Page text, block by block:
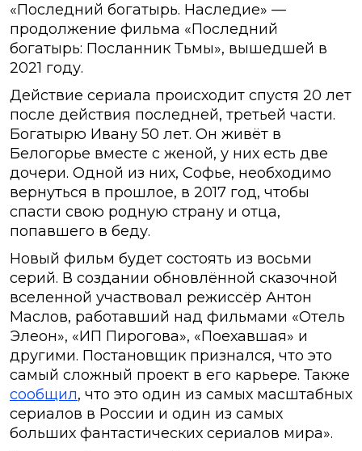
«Последний богатырь. Наследие» —
продолжение фильма «Последний
богатырь: Посланник Тьмы», вышедшей в
2021 году.
Действие сериала происходит спустя 20 лет
после действия последней, третьей части.
Богатырю Ивану 50 лет. Он живёт в
Белогорье вместе с женой, у них есть две
дочери. Одной из них, Софье, необходимо
вернуться в прошлое, в 2017 год, чтобы
спасти свою родную страну и отца,
попавшего в беду.
Новый фильм будет состоять из восьми
серий. В создании обновлённой сказочной
вселенной участвовал режиссёр Антон
Маслов, работавший над фильмами «Отель
Элеон», «ИП Пирогова», «Поехавшая» и
другими. Постановщик признался, что это
самый сложный проект в его карьере. Также
сообщил, что это один из самых масштабных
сериалов в России и один из самых
больших фантастических сериалов мира».